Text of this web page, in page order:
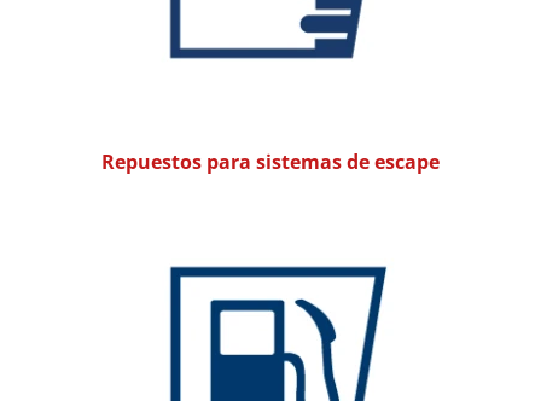
Repuestos para sistemas de escape